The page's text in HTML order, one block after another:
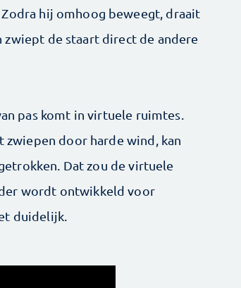
hij omhoog beweegt, draait
zwiept de staart direct de andere
pas komt in virtuele ruimtes.
door harde wind, kan
Dat zou de virtuele
wordt ontwikkeld voor
duidelijk.